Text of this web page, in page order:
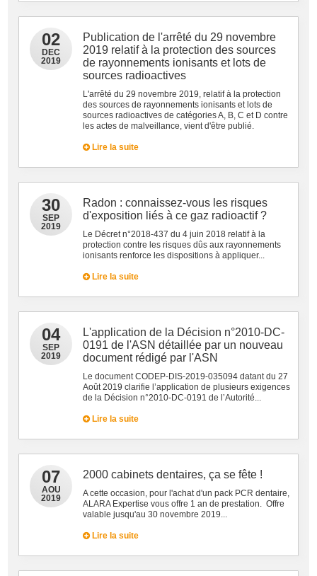
02
DEC
2019
Publication de l'arrêté du 29 novembre
2019 relatif à la protection des sources
de rayonnements ionisants et lots de
sources radioactives
L'arrêté du 29 novembre 2019, relatif à la protection
des sources de rayonnements ionisants et lots de
sources radioactives de catégories A, B, C et D contre
les actes de malveillance, vient d'être publié.
Lire la suite
30
SEP
2019
Radon : connaissez-vous les risques
d'exposition liés à ce gaz radioactif ?
Le Décret n°2018-437 du 4 juin 2018 relatif à la
protection contre les risques dûs aux rayonnements
ionisants renforce les dispositions à appliquer...
Lire la suite
04
SEP
2019
L'application de la Décision n°2010-DC-
0191 de l'ASN détaillée par un nouveau
document rédigé par l'ASN
Le document CODEP-DIS-2019-035094 datant du 27
Août 2019 clarifie l’application de plusieurs exigences
de la Décision n°2010-DC-0191 de l’Autorité...
Lire la suite
07
AOU
2019
2000 cabinets dentaires, ça se fête !
A cette occasion, pour l'achat d'un pack PCR dentaire,
ALARA Expertise vous offre 1 an de prestation. Offre
valable jusqu'au 30 novembre 2019...
Lire la suite